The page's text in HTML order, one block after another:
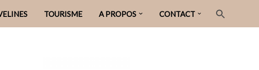
TOURISME A PROPOS CONTACT